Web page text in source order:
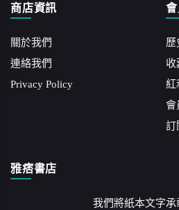
商店資訊
關於我們
連絡我們
Privacy Policy
歷
收
紅
會
訂
雅痞書店
我們將紙本文字承